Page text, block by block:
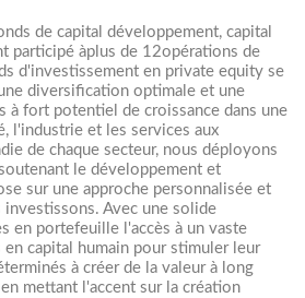
de capital développement, capital
participé àplus de 12opérations de
d'investissement en private equity se
diversification optimale et une
à fort potentiel de croissance dans une
l'industrie et les services aux
de chaque secteur, nous déployons
le développement et
sur une approche personnalisée et
investissons. Avec une solide
en portefeuille l'accès à un vaste
capital humain pour stimuler leur
à créer de la valeur à long
mettant l'accent sur la création